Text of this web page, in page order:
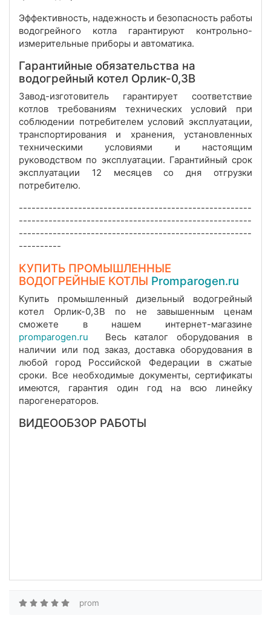
Эффективность, надежность и безопасность работы
водогрейного котла гарантируют контрольно-
измерительные приборы и автоматика.
Гарантийные обязательства на
водогрейный котел Орлик-0,3В
Завод-изготовитель гарантирует соответствие
котлов требованиям технических условий при
соблюдении потребителем условий эксплуатации,
транспортирования и хранения, установленных
техническими условиями и настоящим
руководством по эксплуатации. Гарантийный срок
эксплуатации 12 месяцев со дня отгрузки
потребителю.
-------------------------------------------------------
-------------------------------------------------------
-------------------------------------------------------
----------
КУПИТЬ ПРОМЫШЛЕННЫЕ
ВОДОГРЕЙНЫЕ КОТЛЫ Promparogen.ru
Купить промышленный дизельный водогрейный
котел Орлик-0,3В по не завышенным ценам
сможете в нашем интернет-магазине
promparogen.ru
Весь каталог оборудования в
наличии или под заказ, доставка оборудования в
любой город Российской Федерации в сжатые
сроки. Все необходимые документы, сертификаты
имеются, гарантия один год на всю линейку
парогенераторов.
ВИДЕООБЗОР РАБОТЫ
prom